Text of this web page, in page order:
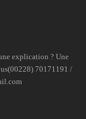
explication ? Une
70171191 /